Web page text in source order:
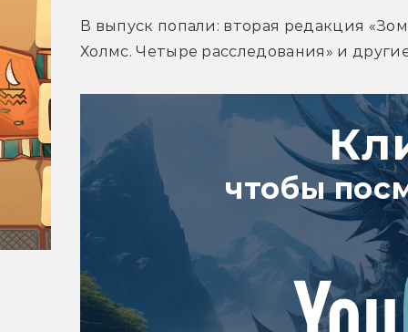
В выпуск попали: вторая редакция
Холмс. Четыре расследования» и
чтобы